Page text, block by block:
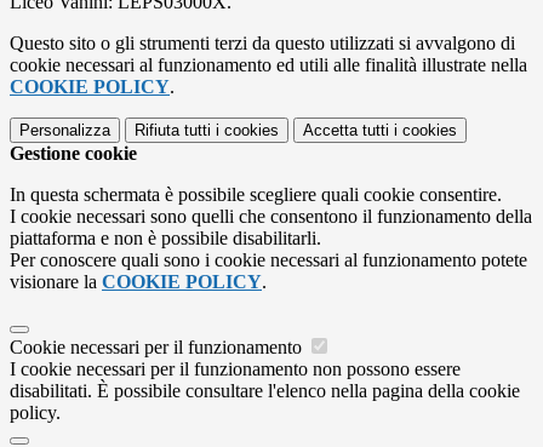
Questo sito o gli strumenti terzi da questo utilizzati si avvalgono di
cookie necessari al funzionamento ed utili alle finalità illustrate nella
COOKIE POLICY.
Personalizza Rifiuta tutti i cookies Accetta tutti i cookies
Gestione cookie
In questa schermata è possibile scegliere quali cookie consentire.
I cookie necessari sono quelli che consentono il funzionamento della
piattaforma e non è possibile disabilitarli.
Per conoscere quali sono i cookie necessari al funzionamento potete
visionare la COOKIE POLICY.
Cookie necessari per il funzionamento
I cookie necessari per il funzionamento non possono essere
disabilitati. È possibile consultare l'elenco nella pagina della cookie
policy.